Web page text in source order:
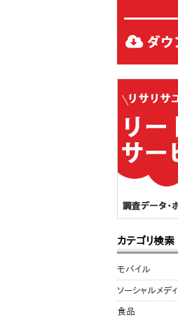
カテゴリ検索
モバイル
ソーシャルメデ
食品